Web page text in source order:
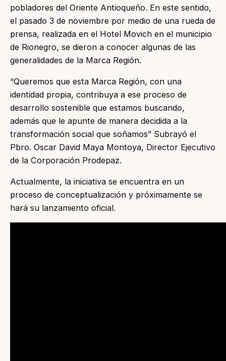
pobladores del Oriente Antioqueño. En este sentido,
el pasado 3 de noviembre por medio de una rueda de
prensa, realizada en el Hotel Movich en el municipio
de Rionegro, se dieron a conocer algunas de las
generalidades de la Marca Región.
“Queremos que esta Marca Región, con una
identidad propia, contribuya a ese proceso de
desarrollo sostenible que estamos buscando,
además que le apunte de manera decidida a la
transformación social que soñamos” Subrayó el
Pbro. Oscar David Maya Montoya, Director Ejecutivo
de la Corporación Prodepaz.
Actualmente, la iniciativa se encuentra en un
proceso de conceptualización y próximamente se
hará su lanzamiento oficial.